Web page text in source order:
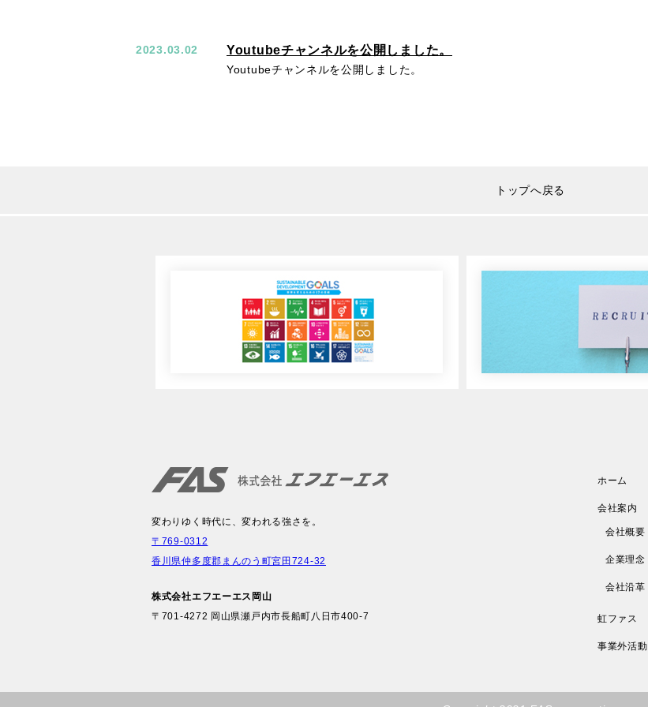
2023.03.02 Youtubeチャンネルを公開しました。
Youtubeチャンネルを公開しました。
トップへ戻る
変わりゆく時代に、変われる強さを。
〒769-0312
香川県仲多度郡まんのう町宮田724-32
株式会社エフエーエス岡山
〒701-4272 岡山県瀬戸内市長船町八日市400-7
ホーム
会社案内
会社概要
企業理念
会社沿革
虹ファス
事業外活動